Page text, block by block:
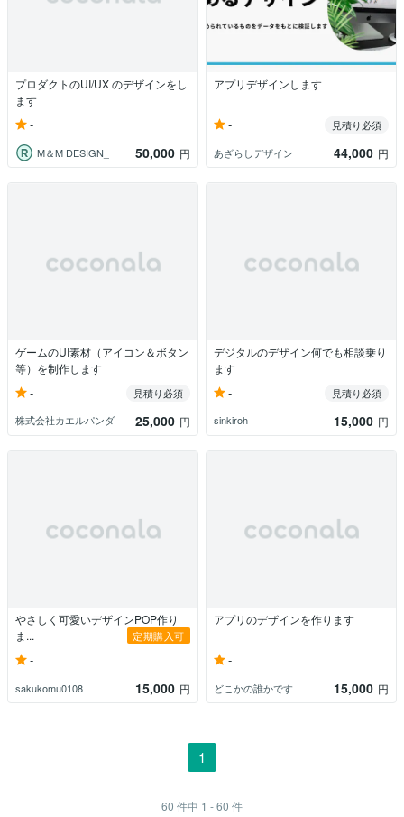
プロダクトのUI/UX のデザインをし
ます
-
M＆M DESIGN_ 50,000 円
アプリデザインします
-
見積り必須
あざらしデザイン
44,000 円
ゲームのUI素材（アイコン＆ボタン
等）を制作します
-
見積り必須
株式会社カエルパンダ
25,000 円
デジタルのデザイン何でも相談乗り
ます
-
見積り必須
sinkiroh
15,000 円
やさしく可愛いデザインPOP作り
ま...
定期購入可
-
sakukomu0108 15,000 円
アプリのデザインを作ります
-
どこかの誰かです 15,000 円
1
60 件中 1 - 60 件